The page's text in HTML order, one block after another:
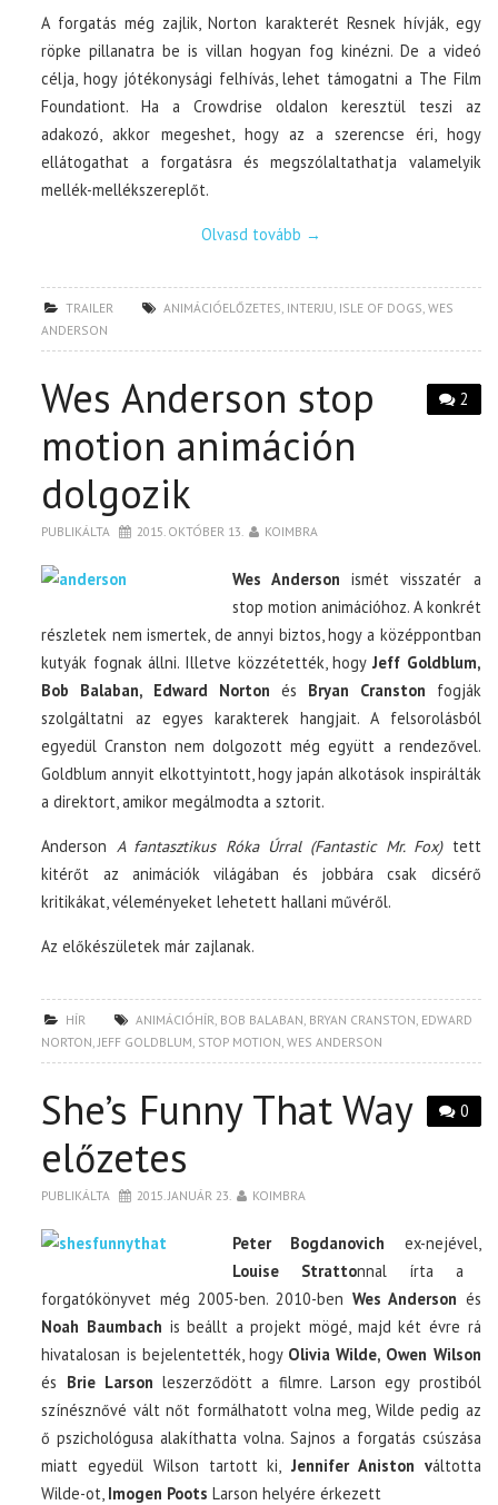
A forgatás még zajlik, Norton karakterét Resnek hívják, egy
röpke pillanatra be is villan hogyan fog kinézni. De a videó
célja, hogy jótékonysági felhívás, lehet támogatni a The Film
Foundationt. Ha a Crowdrise oldalon keresztül teszi az
adakozó, akkor megeshet, hogy az a szerencse éri, hogy
ellátogathat a forgatásra és megszólaltathatja valamelyik
mellék-mellékszereplőt.
Olvasd tovább →
TRAILER ANIMÁCIÓELŐZETES INTERJU ISLE OF DOGS ,WES
ANDERSON
2
Wes Anderson stop
motion animáción
dolgozik
PUBLIKÁLTA 2015. OKTÓBER 13. KOIMBRA
Wes Anderson ismét visszatér a
stop motion animációhoz. A konkrét
részletek nem ismertek, de annyi biztos, hogy a középpontban
kutyák fognak állni. Illetve közzétették, hogyJeff Goldblum,
Bob Balaban, Edward Norton és Bryan Cranston fogják
szolgáltatni az egyes karakterek hangjait. A felsorolásból
egyedül Cranston nem dolgozott még együtt a rendezővel.
Goldblum annyit elkottyintott, hogy japán alkotások inspirálták
a direktort, amikor megálmodta a sztorit.
Anderson A fantasztikus Róka Úrral (Fantastic Mr. Fox)tett
kitérőt az animációk világában és jobbára csak dicsérő
kritikákat, véleményeket lehetett hallani művéről.
Az előkészületek már zajlanak.
HÍR ANIMÁCIÓHÍR BOB BALABAN BRYAN CRANSTON EDWARD
NORTON JEFF GOLDBLUM STOP MOTION ,WES ANDERSON
0
She’s Funny That Way
előzetes
PUBLIKÁLTA 2015. JANUÁR 23. KOIMBRA
Peter Bogdanovich ex-nejével,
Louise Strattonnal írta a
forgatókönyvet még 2005-ben. 2010-ben Wes Anderson és
Noah Baumbach is beállt a projekt mögé, majd két évre rá
hivatalosan is bejelentették, hogy Olivia Wilde, Owen Wilson
és Brie Larson leszerződött a filmre. Larson egy prostiból
színésznővé vált nőt formálhatott volna meg, Wilde pedig az
ő pszichológusa alakíthatta volna. Sajnos a forgatás csúszása
miatt egyedül Wilson tartott ki, Jennifer Aniston váltotta
Wilde-ot, Imogen Poots Larson helyére érkezett